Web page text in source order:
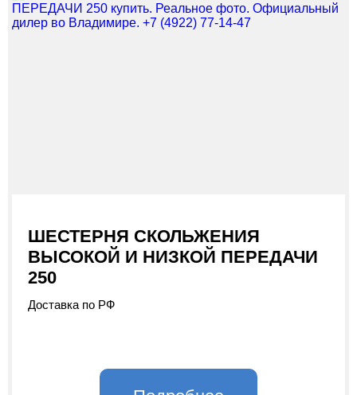
ШЕСТЕРНЯ СКОЛЬЖЕНИЯ
ВЫСОКОЙ И НИЗКОЙ ПЕРЕДАЧИ
250
Доставка по РФ